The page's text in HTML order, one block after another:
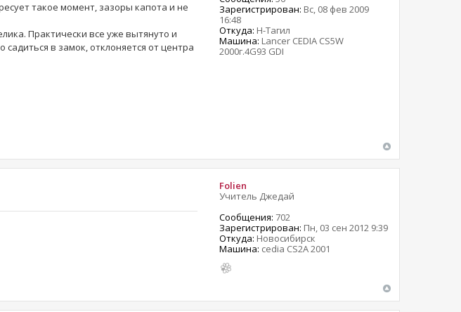
такое момент, зазоры капота и не
Практически все уже вытянуто и
в замок, отклоняется от центра
Зарегистрирован: Вс, 08 фев 2009
16:48
Откуда: Н-Тагил
Машина: Lancer CEDIA CS5W
2000г.4G93 GDI
Folien
Учитель Джедай
Сообщения: 702
Зарегистрирован: Пн, 03 сен 2012 9:39
Откуда: Новосибирск
Машина: cedia CS2A 2001